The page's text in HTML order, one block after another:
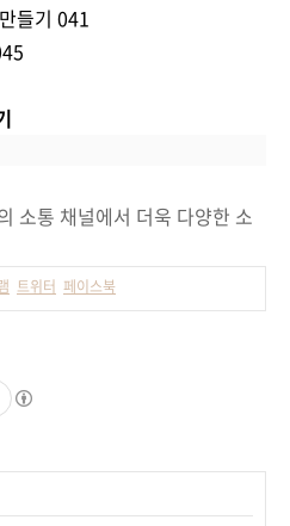
들기 041
소통 채널에서 더욱 다양한 소
트위터 페이스북